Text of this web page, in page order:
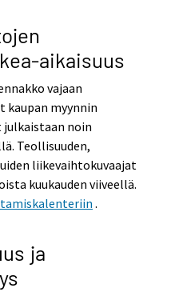
aikaisuus
vajaan
kaupan myynnin
noin
Teollisuuden,
liikevaihtokuvaajat
kuukauden viiveellä.
.
ja